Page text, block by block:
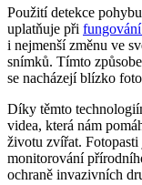
Použití detekce
uplatňuje při
i nejmenší změnu ve
snímků. Tímto
se nacházejí blízko
Díky těmto
videa, která nám
životu zvířat.
monitorování
ochraně invazivních